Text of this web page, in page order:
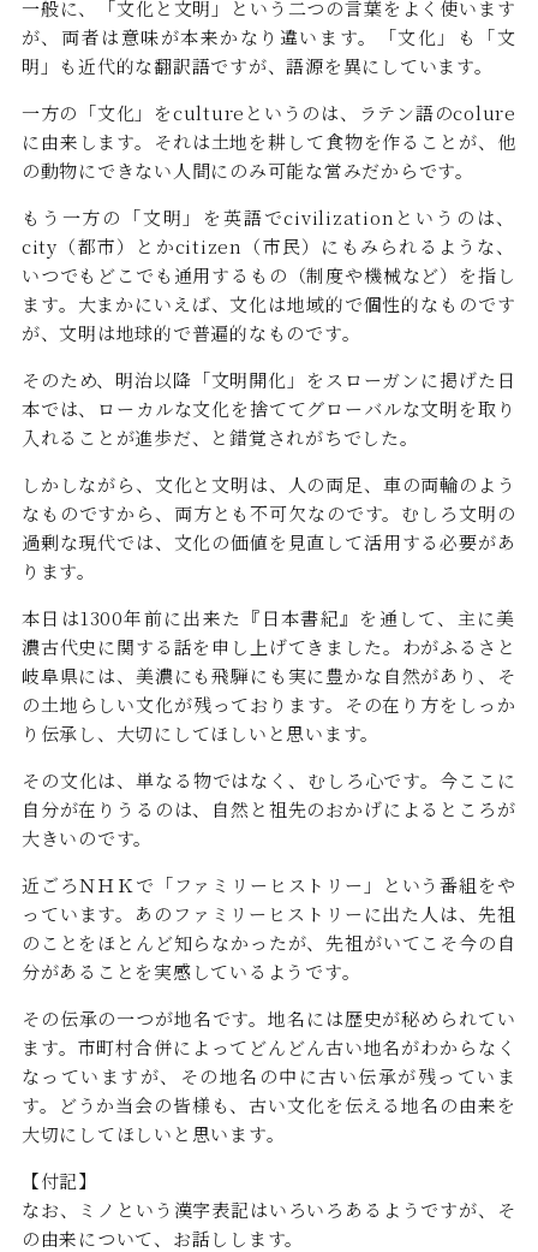
一般に、「文化と文明」という二つの言葉をよく使います
が、両者は意味が本来かなり違います。「文化」も「文
明」も近代的な翻訳語ですが、語源を異にしています。
一方の「文化」をcultureというのは、ラテン語のcolure
に由来します。それは土地を耕して食物を作ることが、他
の動物にできない人間にのみ可能な営みだからです。
もう一方の「文明」を英語でcivilizationというのは、
city（都市）とかcitizen（市民）にもみられるような、
いつでもどこでも通用するもの（制度や機械など）を指し
ます。大まかにいえば、文化は地域的で個性的なものです
が、文明は地球的で普遍的なものです。
そのため、明治以降「文明開化」をスローガンに掲げた日
本では、ローカルな文化を捨ててグローバルな文明を取り
入れることが進歩だ、と錯覚されがちでした。
しかしながら、文化と文明は、人の両足、車の両輪のよう
なものですから、両方とも不可欠なのです。むしろ文明の
過剰な現代では、文化の価値を見直して活用する必要があ
ります。
本日は1300年前に出来た『日本書紀』を通して、主に美
濃古代史に関する話を申し上げてきました。わがふるさと
岐阜県には、美濃にも飛騨にも実に豊かな自然があり、そ
の土地らしい文化が残っております。その在り方をしっか
り伝承し、大切にしてほしいと思います。
その文化は、単なる物ではなく、むしろ心です。今ここに
自分が在りうるのは、自然と祖先のおかげによるところが
大きいのです。
近ごろＮＨＫで「ファミリーヒストリー」という番組をや
っています。あのファミリーヒストリーに出た人は、先祖
のことをほとんど知らなかったが、先祖がいてこそ今の自
分があることを実感しているようです。
その伝承の一つが地名です。地名には歴史が秘められてい
ます。市町村合併によってどんどん古い地名がわからなく
なっていますが、その地名の中に古い伝承が残っていま
す。どうか当会の皆様も、古い文化を伝える地名の由来を
大切にしてほしいと思います。
【付記】
なお、ミノという漢字表記はいろいろあるようですが、そ
の由来について、お話しします。